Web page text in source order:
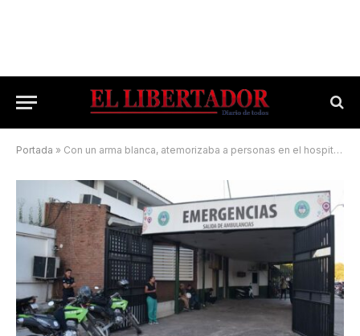
Portada » Con un arma blanca, atemorizaba a personas en el hospital Escuela